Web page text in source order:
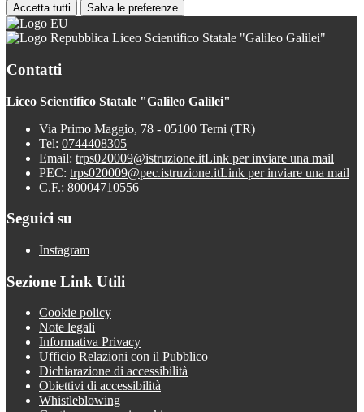
Accetta tutti Salva le preferenze
Liceo Scientifico Statale "Galileo Galilei"
Contatti
Liceo Scientifico Statale "Galileo Galilei"
Via Primo Maggio, 78 - 05100 Terni (TR)
Tel: 0744408305
Email: trps020009@istruzione.itLink per inviare una mail
PEC: trps020009@pec.istruzione.itLink per inviare una mail
C.F.: 80004710556
Seguici su
Instagram
Sezione Link Utili
Cookie policy
Note legali
Informativa Privacy
Ufficio Relazioni con il Pubblico
Dichiarazione di accessibilità
Obiettivi di accessibilità
Whistleblowing